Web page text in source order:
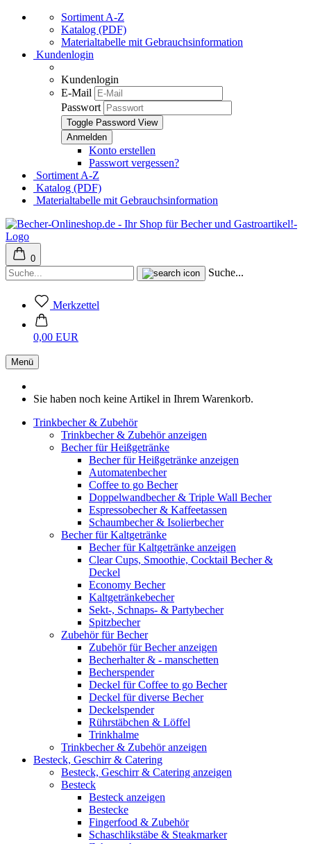
Sortiment A-Z
Katalog (PDF)
Materialtabelle mit Gebrauchsinformation
Kundenlogin
Kundenlogin
E-Mail
Passwort
Toggle Password View
Konto erstellen
Passwort vergessen?
Sortiment A-Z
Katalog (PDF)
Materialtabelle mit Gebrauchsinformation
0
Suche...
Merkzettel
0,00 EUR
Menü
Sie haben noch keine Artikel in Ihrem Warenkorb.
Trinkbecher & Zubehör
Trinkbecher & Zubehör anzeigen
Becher für Heißgetränke
Becher für Heißgetränke anzeigen
Automatenbecher
Coffee to go Becher
Doppelwandbecher & Triple Wall Becher
Espressobecher & Kaffeetassen
Schaumbecher & Isolierbecher
Becher für Kaltgetränke
Becher für Kaltgetränke anzeigen
Clear Cups, Smoothie, Cocktail Becher &
Deckel
Economy Becher
Kaltgetränkebecher
Sekt-, Schnaps- & Partybecher
Spitzbecher
Zubehör für Becher
Zubehör für Becher anzeigen
Becherhalter & - manschetten
Becherspender
Deckel für Coffee to go Becher
Deckel für diverse Becher
Deckelspender
Rührstäbchen & Löffel
Trinkhalme
Trinkbecher & Zubehör anzeigen
Besteck, Geschirr & Catering
Besteck, Geschirr & Catering anzeigen
Besteck
Besteck anzeigen
Bestecke
Fingerfood & Zubehör
Schaschlikstäbe & Steakmarker